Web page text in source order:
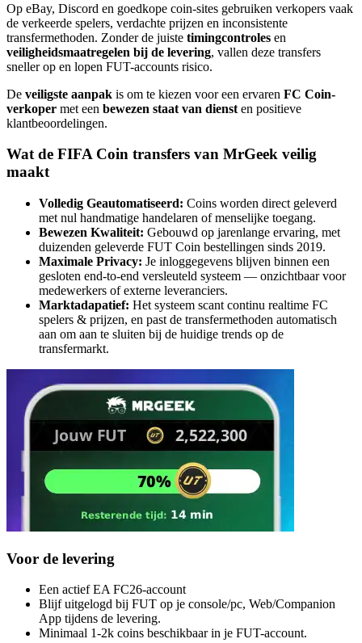
Op eBay, Discord en goedkope coin-sites gebruiken verkopers vaak
de verkeerde spelers, verdachte prijzen en inconsistente
transfermethoden. Zonder de juiste timingcontroles en
veiligheidsmaatregelen bij de levering, vallen deze transfers
sneller op en lopen FUT-accounts risico.
De veiligste aanpak is om te kiezen voor een ervaren FC Coin-
verkoper met een bewezen staat van dienst en positieve
klantbeoordelingen.
Wat de FIFA Coin transfers van MrGeek veilig
maakt
Volledig Geautomatiseerd: Coins worden direct geleverd
met nul handmatige handelaren of menselijke toegang.
Bewezen Kwaliteit: Gebouwd op jarenlange ervaring, met
duizenden geleverde FUT Coin bestellingen sinds 2019.
Maximale Privacy: Je inloggegevens blijven binnen een
gesloten end-to-end versleuteld systeem — onzichtbaar voor
medewerkers of externe leveranciers.
Marktadapatief: Het systeem scant continu realtime FC
spelers & prijzen, en past de transfermethoden automatisch
aan om aan te sluiten bij de huidige trends op de
transfermarkt.
Voor de levering
Een actief EA FC26-account
Blijf uitgelogd bij FUT op je console/pc, Web/Companion
App tijdens de levering.
Minimaal 1-2k coins beschikbaar in je FUT-account.